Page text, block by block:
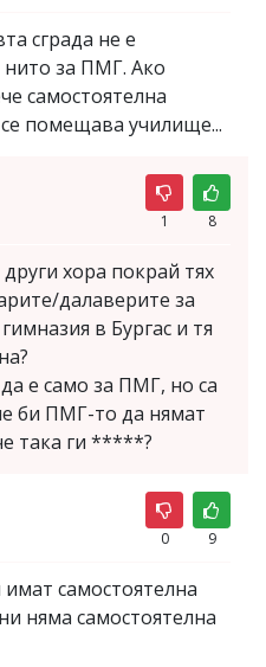
сграда не е
нито за ПМГ. Ако
самостоятелна
помещава училище...
1 8
хора покрай тях
далаверите за
в Бургас и тя
е само за ПМГ, но са
би ПМГ-то да нямат
така ги *****?
0 9
самостоятелна
няма самостоятелна